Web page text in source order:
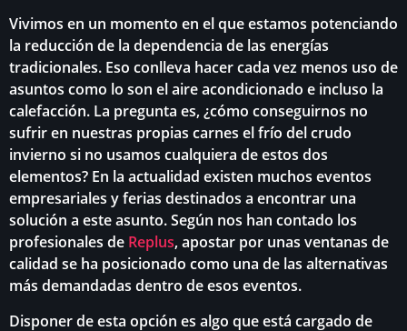
Vivimos en un momento en el que estamos potenciando
la reducción de la dependencia de las energías
tradicionales. Eso conlleva hacer cada vez menos uso de
asuntos como lo son el aire acondicionado e incluso la
calefacción. La pregunta es, ¿cómo conseguirnos no
sufrir en nuestras propias carnes el frío del crudo
invierno si no usamos cualquiera de estos dos
elementos? En la actualidad existen muchos eventos
empresariales y ferias destinados a encontrar una
solución a este asunto. Según nos han contado los
profesionales de Replus, apostar por unas ventanas de
calidad se ha posicionado como una de las alternativas
más demandadas dentro de esos eventos.
Disponer de esta opción es algo que está cargado de